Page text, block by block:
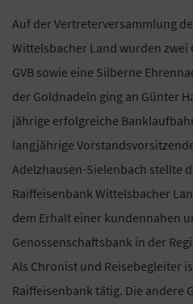
Auf der Vertreterversammlung
Wittelsbacher Land wurden zwei
GVB sowie eine Silberne
der Goldnadeln ging an Günter
jährige erfolgreiche
langjährige
Adelzhausen-Sielenbach stellte
Raiffeisenbank Wittelsbacher
dem Erhalt einer kundennahen
Genossenschaftsbank in der
Als Chronist und Reisebegleiter
Raiffeisenbank tätig. Die andere